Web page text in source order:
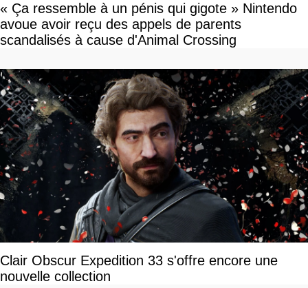
« Ça ressemble à un pénis qui gigote » Nintendo
avoue avoir reçu des appels de parents
scandalisés à cause d'Animal Crossing
Clair Obscur Expedition 33 s'offre encore une
nouvelle collection